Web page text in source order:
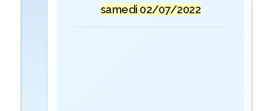
samedi 02/07/2022